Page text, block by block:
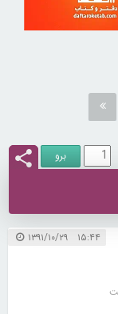
۱۵:۴۴ ۱۳۹۱/۱۰/۲۹